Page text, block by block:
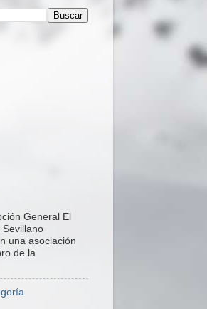
General El
una asociación
de la